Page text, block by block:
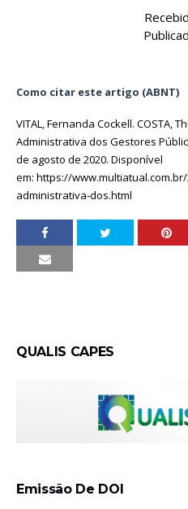
Como citar este artigo (ABNT)
VITAL, Fernanda Cockell. COSTA,
Administrativa dos Gestores
de agosto de 2020. Disponível
em: https://
administrativa-dos.html
QUALIS CAPES
Emissão De DOI